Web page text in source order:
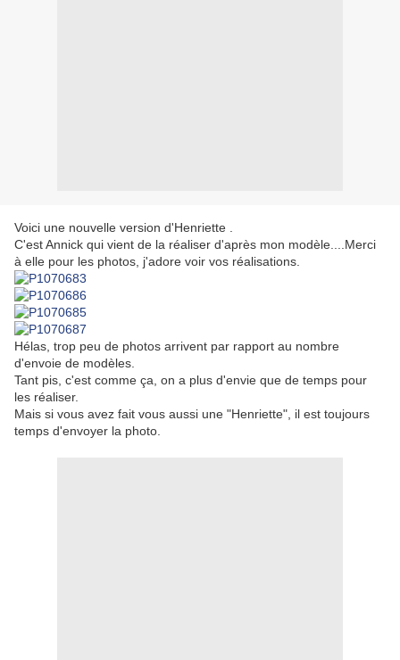
Voici une nouvelle version d'Henriette .
C'est Annick qui vient de la réaliser d'après mon modèle....Merci
à elle pour les photos, j'adore voir vos réalisations.
Hélas, trop peu de photos arrivent par rapport au nombre
d'envoie de modèles.
Tant pis, c'est comme ça, on a plus d'envie que de temps pour
les réaliser.
Mais si vous avez fait vous aussi une "Henriette", il est toujours
temps d'envoyer la photo.